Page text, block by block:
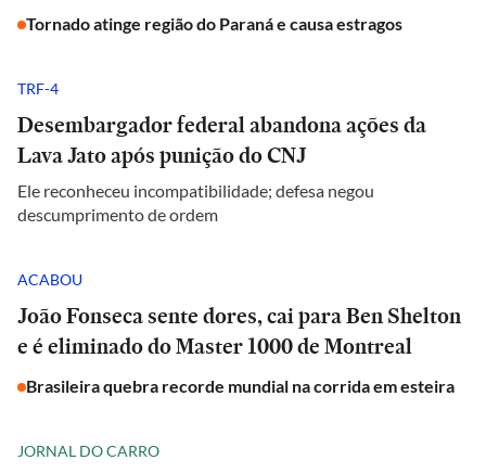
Tornado atinge região do Paraná e causa estragos
TRF-4
Desembargador federal abandona ações da
Lava Jato após punição do CNJ
Ele reconheceu incompatibilidade; defesa negou
descumprimento de ordem
ACABOU
João Fonseca sente dores, cai para Ben Shelton
e é eliminado do Master 1000 de Montreal
Brasileira quebra recorde mundial na corrida em esteira
JORNAL DO CARRO